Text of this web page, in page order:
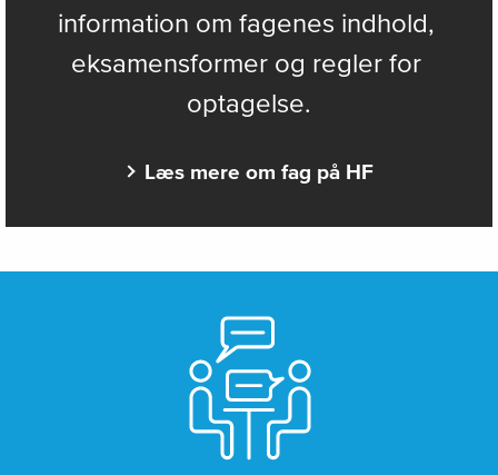
information om fagenes indhold,
eksamensformer og regler for
optagelse.
Læs mere om fag på HF